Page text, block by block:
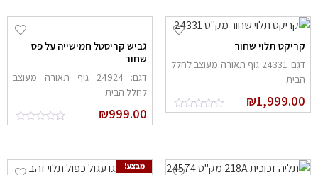
תלוי שחור
דגם: 24331 גוף תאורה מעוצב לחלל
₪
גביש קריסטל חמישייה על פס
שחור
דגם: 24924 גוף תאורה מעוצב
לחלל הבית
₪999.00
מבצע!